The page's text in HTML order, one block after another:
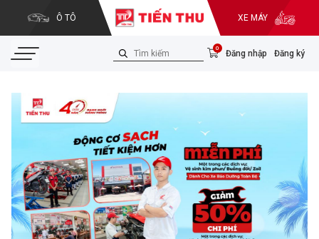
Ô TÔ XE MÁY
0
Đăng nhập Đăng ký